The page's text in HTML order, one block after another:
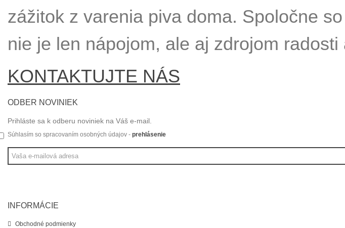
zážitok z varenia piva doma. Spoločne
nie je len nápojom, ale aj zdrojom
KONTAKTUJTE NÁS
ODBER NOVINIEK
Prihláste sa k odberu noviniek na Váš e-mail.
Súhlasím so spracovaním osobných údajov - prehlásenie
INFORMÁCIE
Obchodné podmienky